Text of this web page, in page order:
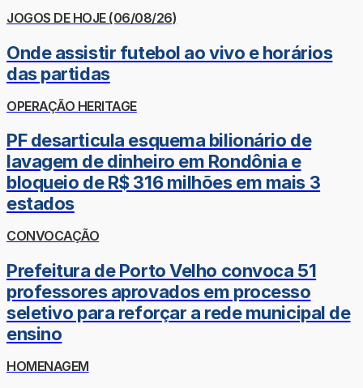
JOGOS DE HOJE (06/08/26)
Onde assistir futebol ao vivo e horários
das partidas
OPERAÇÃO HERITAGE
PF desarticula esquema bilionário de
lavagem de dinheiro em Rondônia e
bloqueio de R$ 316 milhões em mais 3
estados
CONVOCAÇÃO
Prefeitura de Porto Velho convoca 51
professores aprovados em processo
seletivo para reforçar a rede municipal de
ensino
HOMENAGEM